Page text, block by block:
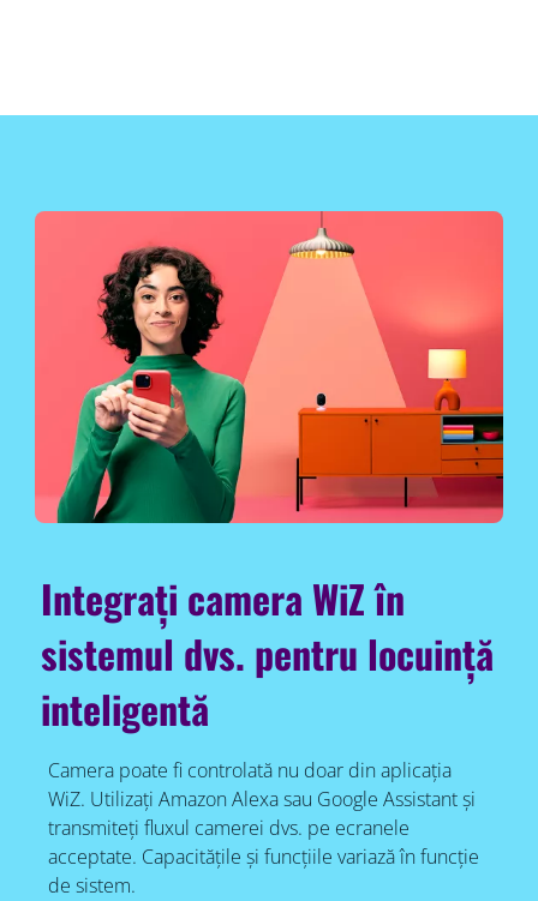
Integrați camera WiZ în
sistemul dvs. pentru locuință
inteligentă
Camera poate fi controlată nu doar din aplicația
WiZ. Utilizați Amazon Alexa sau Google Assistant și
transmiteți fluxul camerei dvs. pe ecranele
acceptate. Capacitățile și funcțiile variază în funcție
de sistem.